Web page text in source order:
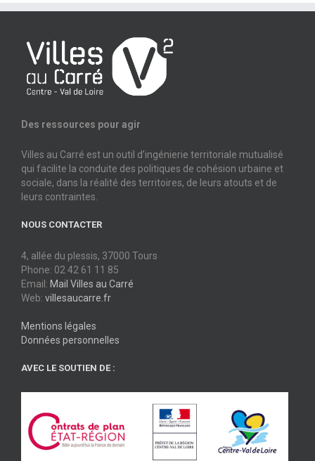
Des ressources pour agir
Villes au Carré est un outil d’ingénierie territoriale mutualisé
qui facilite la conduite des politiques de cohésion urbaine et
sociale, dans la réalité des territoires, de leurs atouts et de
leurs contraintes.
NOUS CONTACTER
4, allée du plessis, 37000 Tours
Phone: 02 42 61 11 85
Email: Mail Villes au Carré
Web: villesaucarre.fr
Mentions légales
Données personnelles
AVEC LE SOUTIEN DE :